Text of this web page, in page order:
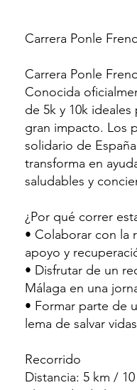
Carrera Ponle
Carrera Ponle
Conocida
de 5k y 10k
gran impacto. Los
solidario de
transforma en
saludables y
¿Por qué correr
• Colaborar con la
apoyo y
• Disfrutar de un
Málaga en una
• Formar parte de
lema de salvar
Recorrido
Distancia: 5 km /